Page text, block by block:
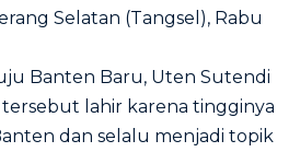
Selatan (Tangsel), Rabu
Banten Baru, Uten Sutendi
lahir karena tingginya
dan selalu menjadi topik